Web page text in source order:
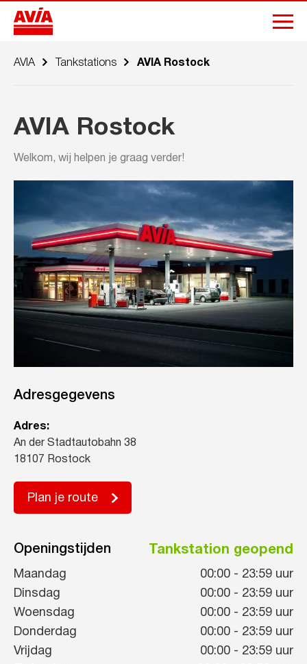
AVIA Tankstations AVIA Rostock
AVIA Rostock
Welkom, wij helpen je graag verder!
Adresgegevens
Adres:
An der Stadtautobahn 38
18107 Rostock
Plan je route
Openingstijden Tankstation geopend
Maandag 00:00 - 23:59 uur
Dinsdag
00:00 - 23:59 uur
Woensdag
00:00 - 23:59 uur
Donderdag
00:00 - 23:59 uur
Vrijdag
00:00 - 23:59 uur